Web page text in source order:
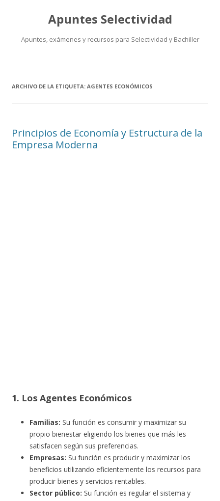
Apuntes Selectividad
Apuntes, exámenes y recursos para Selectividad y Bachiller
ARCHIVO DE LA ETIQUETA: AGENTES ECONÓMICOS
Principios de Economía y Estructura de la
Empresa Moderna
1. Los Agentes Económicos
Familias: Su función es consumir y maximizar su
propio bienestar eligiendo los bienes que más les
satisfacen según sus preferencias.
Empresas: Su función es producir y maximizar los
beneficios utilizando eficientemente los recursos para
producir bienes y servicios rentables.
Sector público: Su función es regular el sistema y